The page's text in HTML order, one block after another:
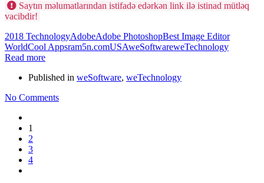
Saytın məlumatlarından istifadə edərkən link ilə istinad mütləq
vacibdir!
2018 TechnologyAdobeAdobe PhotoshopBest Image Editor
WorldCool Appsram5n.comUSAweSoftwareweTechnology
Read more
Published in weSoftware, weTechnology
No Comments
1
2
3
4